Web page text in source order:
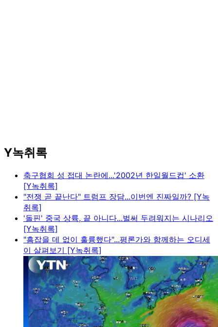
Y녹취록
축구협회 성 접대 논란에...'2002년 한일월드컵' 소환
[Y녹취록]
"전쟁 곧 끝난다" 트럼프 장담...이번엔 진짜일까? [Y녹
취록]
'돌핀' 중국 상륙, 끝 아니다...벌써 두려워지는 시나리오
[Y녹취록]
"흠잡을 데 없이 훌륭했다"...평론가와 함께하는 오디세
이 살펴보기 [Y녹취록]